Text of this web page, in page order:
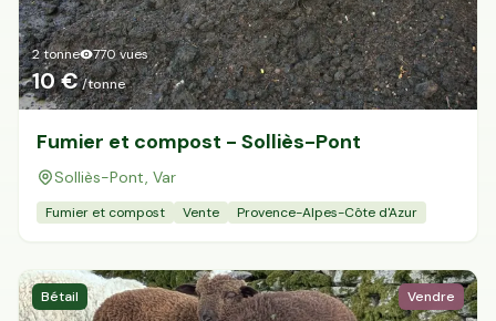
2 tonne 770vues
10 €/tonne
Fumier et compost - Solliès-Pont
Solliès-Pont, Var
Fumier et compost Vente Provence-Alpes-Côte d'Azur
Bétail Vendre